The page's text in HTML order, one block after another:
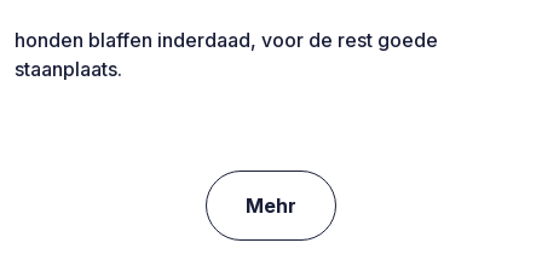
honden blaffen inderdaad, voor de rest goede
staanplaats.
Mehr